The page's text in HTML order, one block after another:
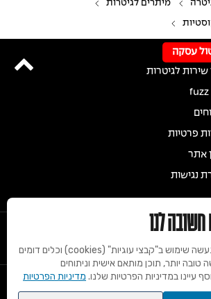
מיתרים לגיטרות
עסקה
שירות לגיטרות
פרטיות
אתר
נגישות
לנו
לידיעתכם, באתר זה נעשה שימוש ב"קבצי עוגיות" (cookies) וכלים דומים
טובה יותר, תוכן מותאם אישית וניתוחים
עיינו במדיניות הפרטיות שלנו. מדיניות הפרטיות